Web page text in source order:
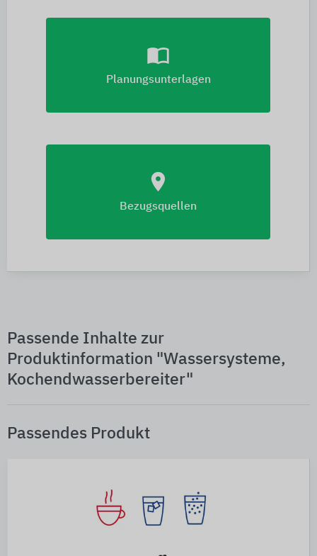
import_contacts
Planungsunterlagen
location_on
Bezugsquellen
Passende Inhalte zur
Produktinformation "Wassersysteme,
Kochendwasserbereiter"
Passendes Produkt